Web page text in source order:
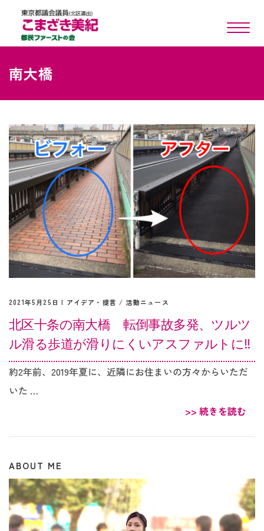
toggle
南大橋
2021年5月25日 | アイデア・提言 / 活動ニュース
北区十条の南大橋 転倒事故多発、ツルツ
ル滑る歩道が滑りにくいアスファルトに‼︎
約2年前、2019年夏に、近隣にお住まいの方々からいただ
いた …
>> 続きを読む
ABOUT ME